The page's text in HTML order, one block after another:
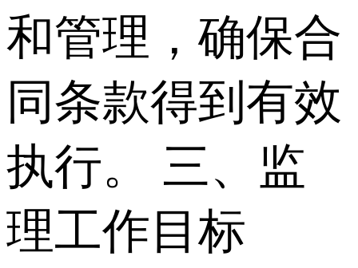
和管理，确保合
同条款得到有效
执行。 三、监
理工作目标